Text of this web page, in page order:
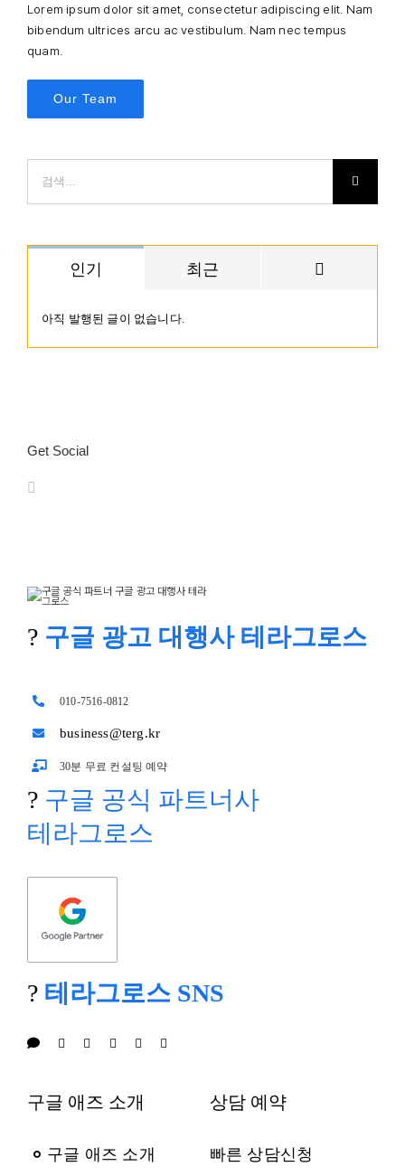
Lorem ipsum dolor sit amet, consectetur adipiscing elit. Nam
bibendum ultrices arcu ac vestibulum. Nam nec tempus
quam.
Our Team
인기 최근
아직 발행된 글이 없습니다.
Get Social
? 구글 광고 대행사 테라그로스
010-7516-0812
business@terg.kr
30분 무료 컨설팅 예약
? 구글 공식 파트너사
테라그로스
? 테라그로스 SNS
구글 애즈 소개
구글 애즈 소개
상담 예약
빠른 상담신청